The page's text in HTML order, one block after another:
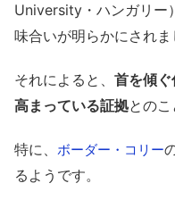
University・ハンガリー
味合いが明らかにされま
それによると、 首を傾
高まっている証拠とのこ
特に、 ボーダー・コリー
るようです。